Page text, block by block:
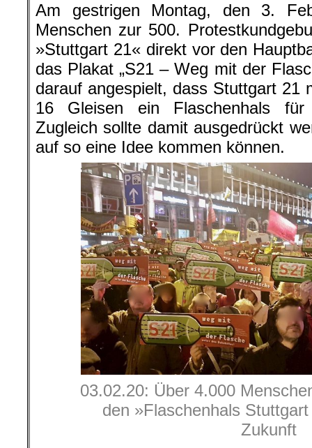
Am gestrigen Montag, den 3.
Menschen zur 500.
»Stuttgart 21« direkt vor den
das Plakat „S21 – Weg mit der
darauf angespielt, dass Stuttgart 21
16 Gleisen ein Flaschenhals
Zugleich sollte damit ausgedrückt
auf so eine Idee kommen können.
03.02.20: Über 4.000
den »Flaschenhals
Zukunft